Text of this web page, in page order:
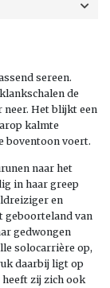
sereen.
de
neer. Het blijkt een
kalmte
boventoon voert.
naar het
in haar greep
en
geboorteland van
gedwongen
solocarrière op,
daarbij ligt op
zij zich ook